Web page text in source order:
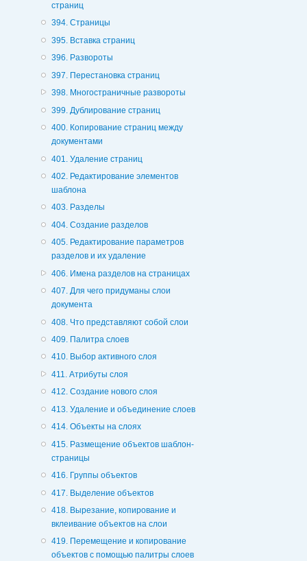
страниц
394. Страницы
395. Вставка страниц
396. Развороты
397. Перестановка страниц
398. Многостраничные развороты
399. Дублирование страниц
400. Копирование страниц между
документами
401. Удаление страниц
402. Редактирование элементов
шаблона
403. Разделы
404. Создание разделов
405. Редактирование параметров
разделов и их удаление
406. Имена разделов на страницах
407. Для чего придуманы слои
документа
408. Что представляют собой слои
409. Палитра слоев
410. Выбор активного слоя
411. Атрибуты слоя
412. Создание нового слоя
413. Удаление и объединение слоев
414. Объекты на слоях
415. Размещение объектов шаблон-
страницы
416. Группы объектов
417. Выделение объектов
418. Вырезание, копирование и
вклеивание объектов на слои
419. Перемещение и копирование
объектов с помощью палитры слоев